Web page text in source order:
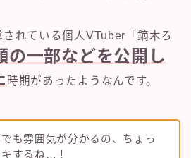
れている個人VTuber「鏑木ろ
の一部などを公開し
時期があったようなんです。
も雰囲気が分かるの、ちょっ
するね…！